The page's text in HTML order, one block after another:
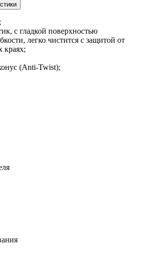
с гладкой поверхностью
легко чистится с защитой от
краях;
(Anti-Twist);